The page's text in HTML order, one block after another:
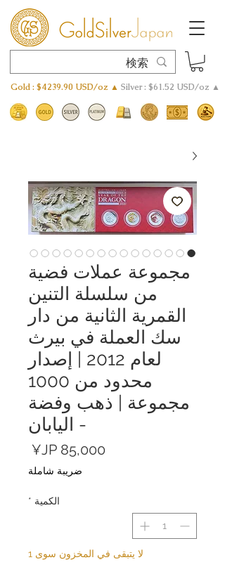
Gold : $4239.90 USD/oz ▲ Silver : $61.52 USD/oz ▲
مجموعة عملات فضية
من سلسلة التنين
القمرية الثانية من دار
سك العملة في بيرث
لعام 2012 | إصدار
محدود من 1000
مجموعة | ذهب وفضة
- اليابان
ضريبة شاملة
الكمية *
لا يتبقى في المخزون سوى 1